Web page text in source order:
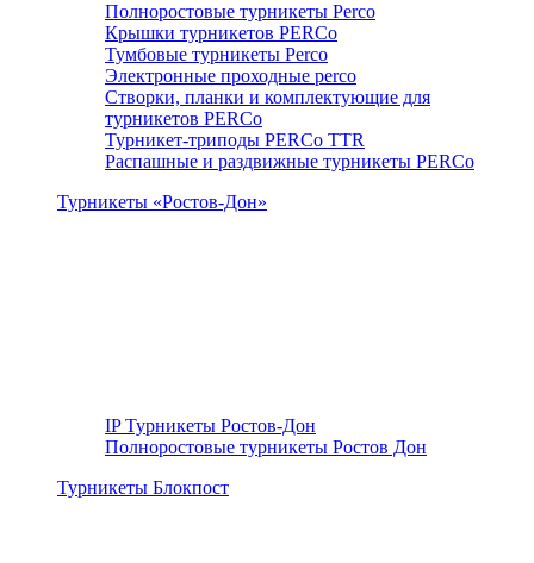
Полноростовые турникеты Perco
Крышки турникетов PERCo
Тумбовые турникеты Perco
Электронные проходные perco
Створки, планки и комплектующие для
турникетов PERCo
Турникет-триподы PERCo TTR
Распашные и раздвижные турникеты PERCo
Турникеты «Ростов-Дон»
IP Турникеты Ростов-Дон
Полноростовые турникеты Ростов Дон
Турникеты Блокпост